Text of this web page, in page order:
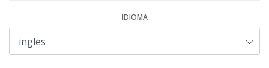
IDIOMA